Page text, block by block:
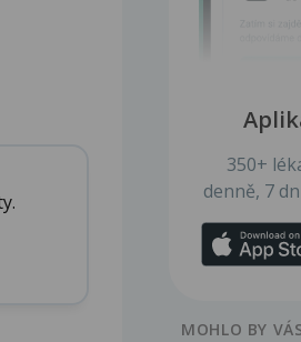
350+
denně, 7
MOHLO BY